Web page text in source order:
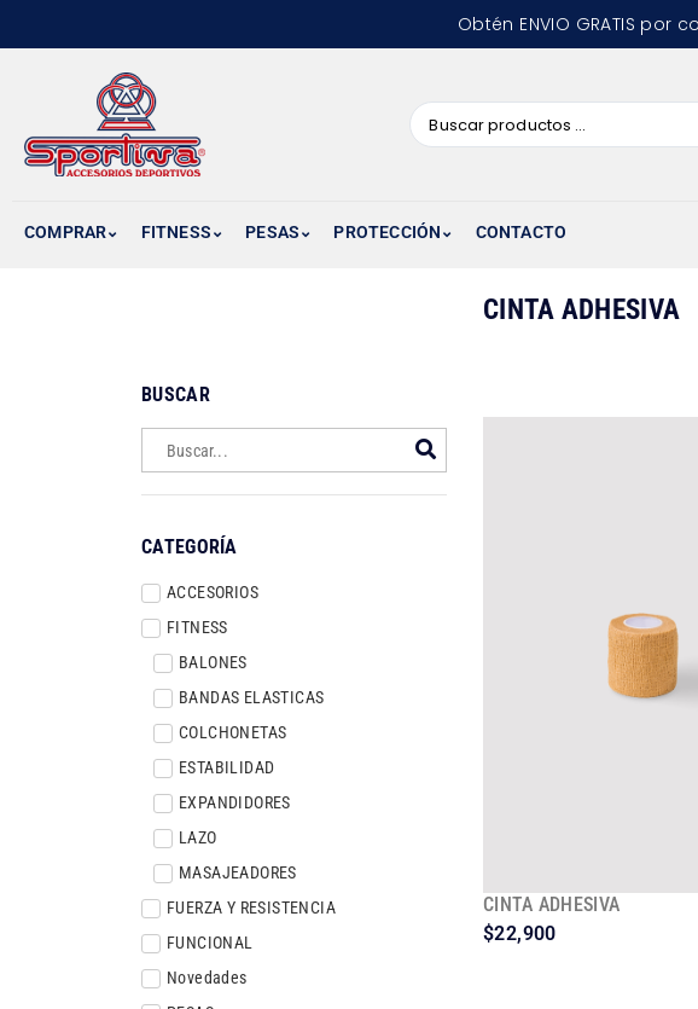
Obtén ENVIO GRATIS por
COMPRAR FITNESS PESAS PROTECCIÓN CONTACTO
BUSCAR
CATEGORÍA
ACCESORIOS
FITNESS
BALONES
BANDAS ELASTICAS
COLCHONETAS
ESTABILIDAD
EXPANDIDORES
LAZO
MASAJEADORES
FUERZA Y RESISTENCIA
FUNCIONAL
Novedades
CINTA ADHESIVA
CINTA ADHESIVA
$22,900